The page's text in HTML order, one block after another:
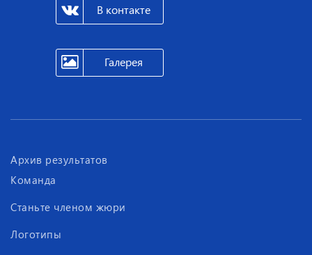
В контакте
Галерея
Архив результатов
Команда
Станьте членом жюри
Логотипы